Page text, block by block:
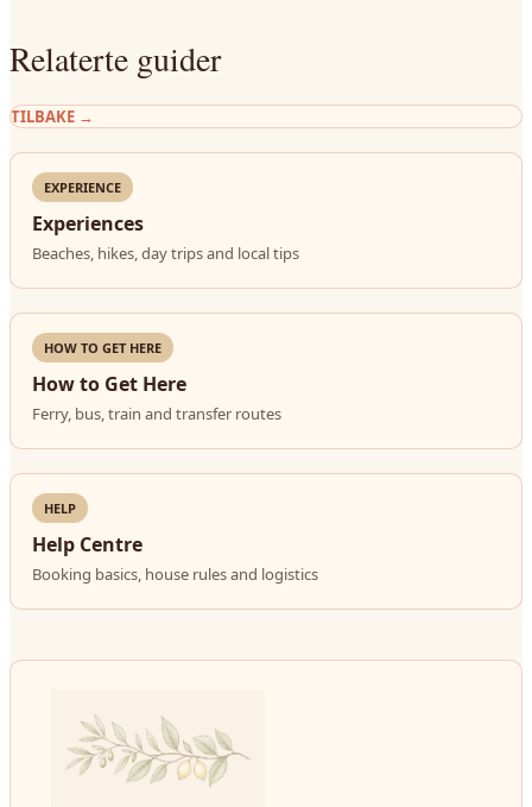
Relaterte guider
TILBAKE →
EXPERIENCE
Experiences
Beaches, hikes, day trips and local tips
HOW TO GET HERE
How to Get Here
Ferry, bus, train and transfer routes
HELP
Help Centre
Booking basics, house rules and logistics